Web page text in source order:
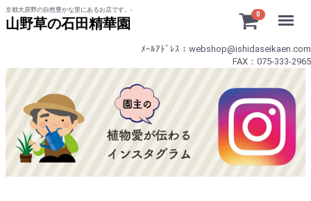
京都大原野の自然豊かな里にあるお店です。-
山野草の石田精華園
0
ﾒｰﾙｱﾄﾞﾚｽ：webshop@ishidaseikaen.com
FAX：075-333-2965